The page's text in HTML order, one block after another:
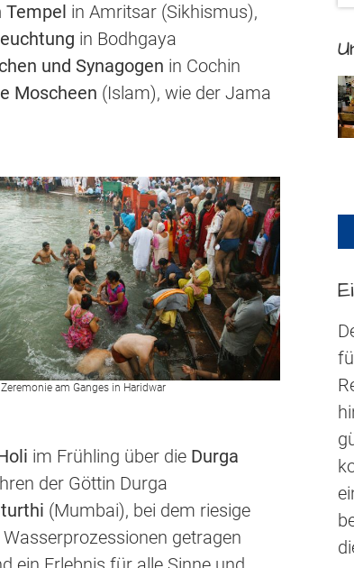
in Amritsar (Sikhismus),
in Bodhgaya
und Synagogen in Cochin
Moscheen (Islam), wie der Jama
am Ganges in Haridwar
im Frühling über die Durga
der Göttin Durga
(Mumbai), bei dem riesige
getragen